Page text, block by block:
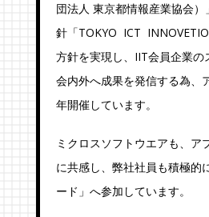
団法人 東京都情報産業協会
針「TOKYO ICT
方針を実現し、IIT会員企業の
会内外へ成果を発信する為、
年開催しています。
ミクロスソフトウエアも、ア
に共感し、弊社社員も積極的
ード」へ参加しています。